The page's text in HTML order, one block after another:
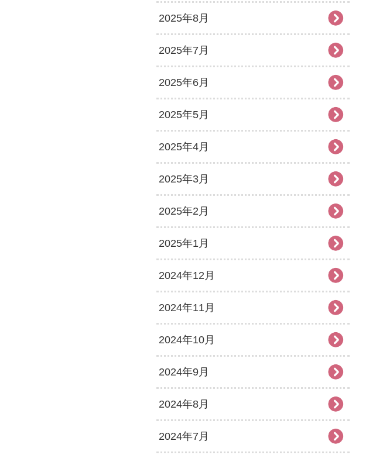
2025年8月
2025年7月
2025年6月
2025年5月
2025年4月
2025年3月
2025年2月
2025年1月
2024年12月
2024年11月
2024年10月
2024年9月
2024年8月
2024年7月